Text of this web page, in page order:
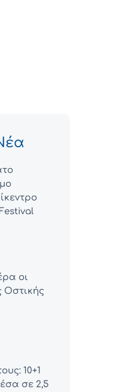
οι
Οστικής
10+1
σε 2,5